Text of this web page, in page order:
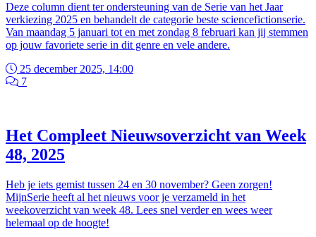
Deze column dient ter ondersteuning van de Serie van het Jaar
verkiezing 2025 en behandelt de categorie beste sciencefictionserie.
Van maandag 5 januari tot en met zondag 8 februari kan jij stemmen
op jouw favoriete serie in dit genre en vele andere.
25 december 2025, 14:00
7
Het Compleet Nieuwsoverzicht van Week
48, 2025
Heb je iets gemist tussen 24 en 30 november? Geen zorgen!
MijnSerie heeft al het nieuws voor je verzameld in het
weekoverzicht van week 48. Lees snel verder en wees weer
helemaal op de hoogte!